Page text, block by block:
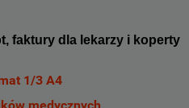
faktury dla lekarzy i koperty
1/3 A4